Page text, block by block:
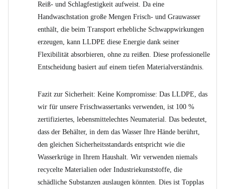
Reiß- und Schlagfestigkeit aufweist. Da eine
Handwaschstation große Mengen Frisch- und Grauwasser
enthält, die beim Transport erhebliche Schwappwirkungen
erzeugen, kann LLDPE diese Energie dank seiner
Flexibilität absorbieren, ohne zu reißen. Diese professionelle
Entscheidung basiert auf einem tiefen Materialverständnis.
Fazit zur Sicherheit: Keine Kompromisse: Das LLDPE, das
wir für unsere Frischwassertanks verwenden, ist 100 %
zertifiziertes, lebensmittelechtes Neumaterial. Das bedeutet,
dass der Behälter, in dem das Wasser Ihre Hände berührt,
den gleichen Sicherheitsstandards entspricht wie die
Wasserkrüge in Ihrem Haushalt. Wir verwenden niemals
recycelte Materialien oder Industriekunststoffe, die
schädliche Substanzen auslaugen könnten. Dies ist Topplas